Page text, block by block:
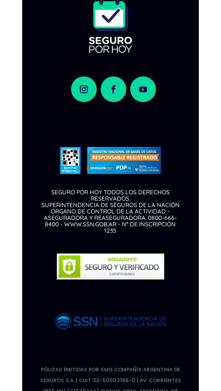
SEGURO POR HOY TODOS LOS DERECHOS
RESERVADOS.
SUPERINTENDENCIA DE SEGUROS DE LA NACIÓN
ORGANO DE CONTROL DE LA ACTIVIDAD -
ASEGURADORA Y REASEGURADORA. 0800-666-
8400 -WWW.SSN.GOB.AR - Nº DE INSCRIPCIÓN
1235
PÓLIZAS EMITIDAS POR SMG COMPAÑÍA ARGENTINA DE
SEGUROS S.A. | CUIT 30-50003196-0 | AV. CORRIENTES